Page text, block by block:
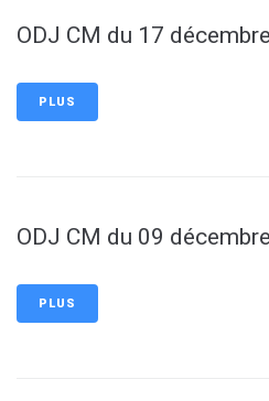
ODJ CM du 17
PLUS
ODJ CM du 09
PLUS